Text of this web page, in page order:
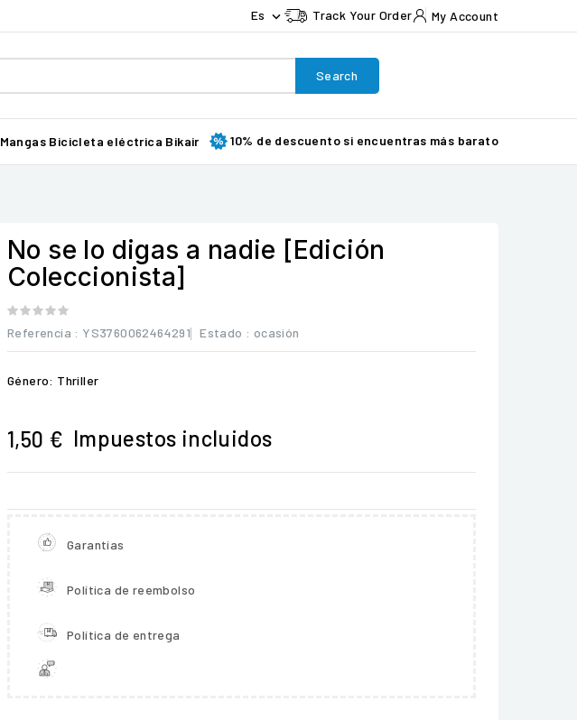
Es  Track Your Order My Account
Search
Mangas Bicicleta eléctrica Bikair 10% de descuento si encuentras más barato
No se lo digas a nadie [Edición
Coleccionista]
Referencia : YS3760062464291 Estado : ocasión
Género: Thriller
1,50 € Impuestos incluidos
Garantías
Política de reembolso
Política de entrega